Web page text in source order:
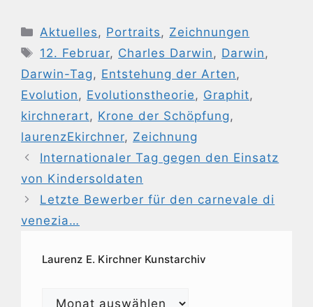
Kategorien
Aktuelles , Portraits , Zeichnungen
Schlagwörter
12. Februar, Charles Darwin , Darwin ,
Darwin-Tag , Entstehung der Arten ,
Evolution , Evolutionstheorie , Graphit,
kirchnerart, Krone der Schöpfung ,
laurenzEkirchner, Zeichnung
Internationaler Tag gegen den Einsatz
von Kindersoldaten
Letzte Bewerber für den carnevale di
venezia…
Laurenz E. Kirchner Kunstarchiv
Laurenz